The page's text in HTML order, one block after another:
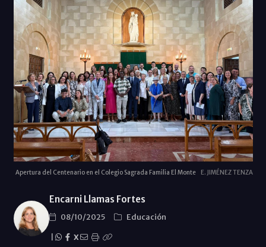
Apertura del Centenario en el Colegio Sagrada Familia El Monte E. JIMÉNEZ TENZA
Encarni Llamas Fortes
08/10/2025
Educación
X